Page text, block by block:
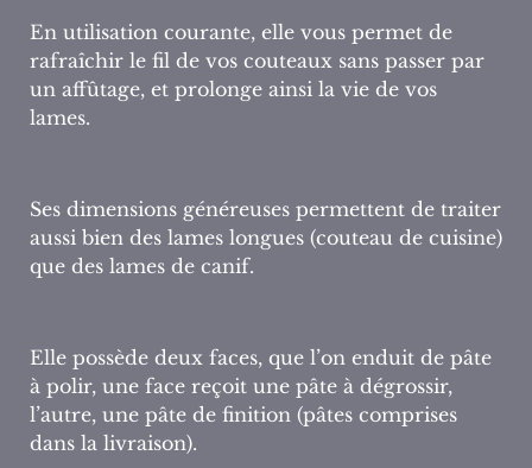
En utilisation courante, elle vous permet de
rafraîchir le fil de vos couteaux sans passer par
un affûtage, et prolonge ainsi la vie de vos
lames.
Ses dimensions généreuses permettent de traiter
aussi bien des lames longues (couteau de cuisine)
que des lames de canif.
Elle possède deux faces, que l’on enduit de pâte
à polir, une face reçoit une pâte à dégrossir,
l’autre, une pâte de finition (pâtes comprises
dans la livraison).